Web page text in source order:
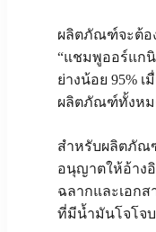
ผลิตภัณฑ์จะต้อง
“แชมพูออร์แกนิ
ย่างน้อย 95% เ
ผลิตภัณฑ์ทั้งห
สำหรับผลิตภัณ
อนุญาตให้อ้าง
ฉลากและเอกส
ที่มีน้ำมันโจโจ